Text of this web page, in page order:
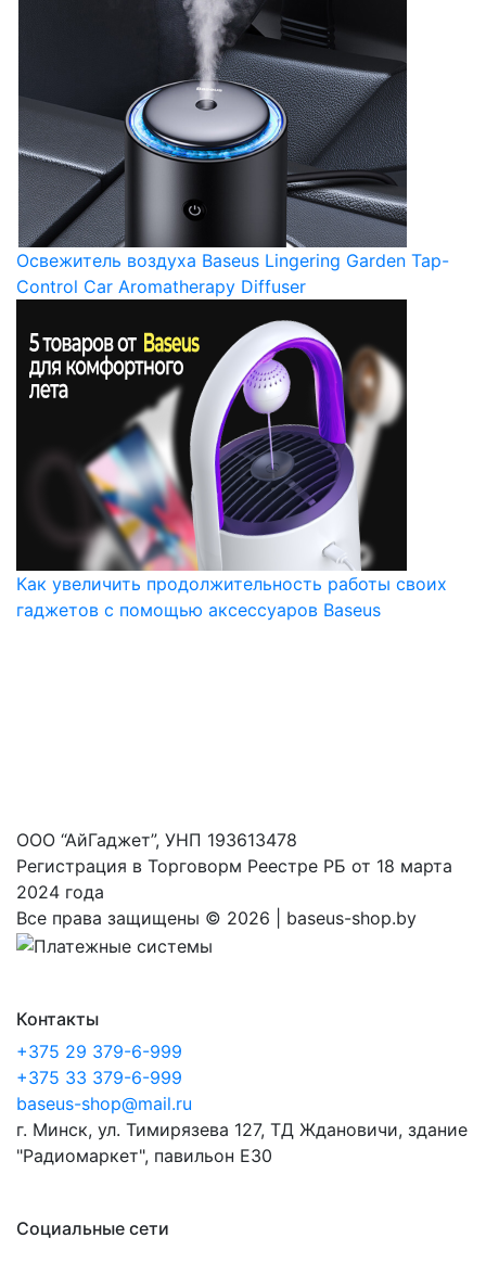
Освежитель воздуха Baseus Lingering Garden Tap-
Control Car Aromatherapy Diffuser
Как увеличить продолжительность работы своих
гаджетов с помощью аксессуаров Baseus
ООО “АйГаджет”, УНП 193613478
Регистрация в Торговорм Реестре РБ от 18 марта
2024 года
Все права защищены © 2026 | baseus-shop.by
Контакты
+375 29 379-6-999
+375 33 379-6-999
baseus-shop@mail.ru
г. Минск, ул. Тимирязева 127, ТД Ждановичи, здание
"Радиомаркет", павильон E30
Социальные сети